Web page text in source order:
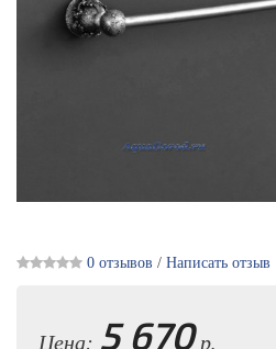
0 отзывов / Написать отзыв
Цена: 5 670р.